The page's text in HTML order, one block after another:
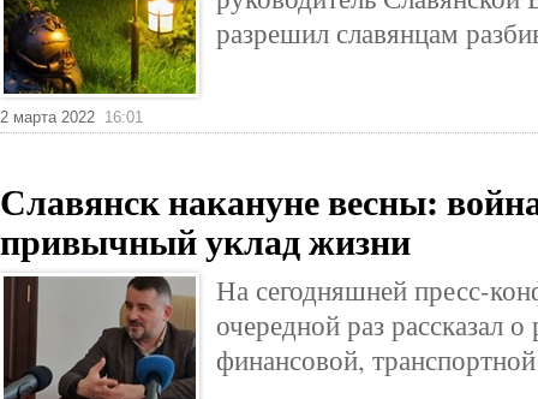
разрешил славянцам
2 марта 2022 16:01
Славянск накануне весны:
привычный уклад жизни
На сегодняшней пресс-
очередной раз рассказал
финансовой,